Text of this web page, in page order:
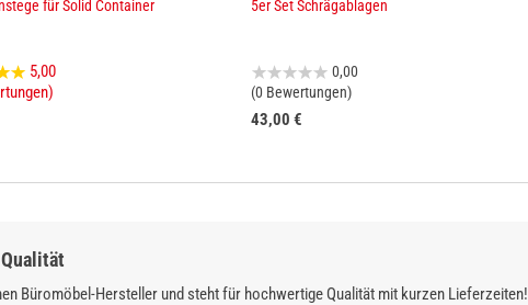
für Solid Container
5,00
5er Set Schrägablagen
0,00
(0 Bewertungen)
43,00 €
Büromöbel-Hersteller und steht für hochwertige Qualität mit kurzen Lieferzeiten!